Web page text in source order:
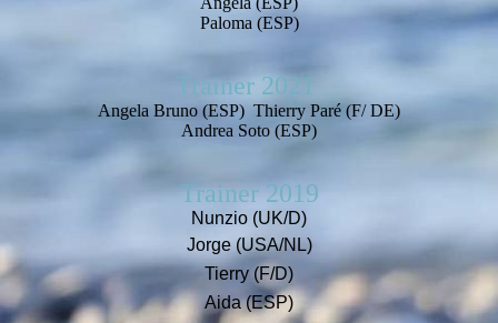
Paloma (ESP)
Trainer 2021
Angela Bruno (ESP) Thierry Paré (F/ DE)
Andrea Soto (ESP)
Trainer 2019
Nunzio (UK/D)
Jorge (USA/NL)
Tierry (F/D)
Aida (ESP)